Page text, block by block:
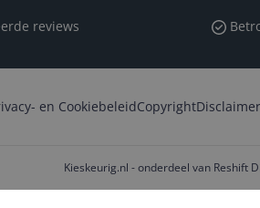
reviews
en CookiebeleidCopyrightDisclaimer
Kieskeurig.nl - onderdeel van Reshift